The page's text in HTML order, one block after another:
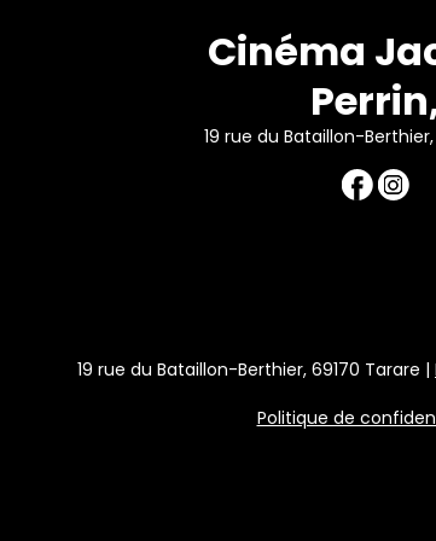
Cinéma
19 rue du Bataillon-
19 rue du Bataillon-Berthier, 69170 Tarare |
Politique de